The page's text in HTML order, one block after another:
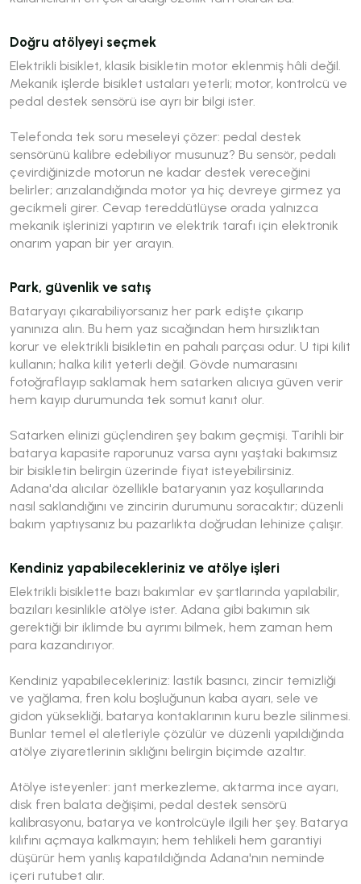
Doğru atölyeyi seçmek
Elektrikli bisiklet, klasik bisikletin motor eklenmiş hâli değil.
Mekanik işlerde bisiklet ustaları yeterli; motor, kontrolcü ve
pedal destek sensörü ise ayrı bir bilgi ister.
Telefonda tek soru meseleyi çözer: pedal destek
sensörünü kalibre edebiliyor musunuz? Bu sensör, pedalı
çevirdiğinizde motorun ne kadar destek vereceğini
belirler; arızalandığında motor ya hiç devreye girmez ya
gecikmeli girer. Cevap tereddütlüyse orada yalnızca
mekanik işlerinizi yaptırın ve elektrik tarafı için elektronik
onarım yapan bir yer arayın.
Park, güvenlik ve satış
Bataryayı çıkarabiliyorsanız her park edişte çıkarıp
yanınıza alın. Bu hem yaz sıcağından hem hırsızlıktan
korur ve elektrikli bisikletin en pahalı parçası odur. U tipi kilit
kullanın; halka kilit yeterli değil. Gövde numarasını
fotoğraflayıp saklamak hem satarken alıcıya güven verir
hem kayıp durumunda tek somut kanıt olur.
Satarken elinizi güçlendiren şey bakım geçmişi. Tarihli bir
batarya kapasite raporunuz varsa aynı yaştaki bakımsız
bir bisikletin belirgin üzerinde fiyat isteyebilirsiniz.
Adana'da alıcılar özellikle bataryanın yaz koşullarında
nasıl saklandığını ve zincirin durumunu soracaktır; düzenli
bakım yaptıysanız bu pazarlıkta doğrudan lehinize çalışır.
Kendiniz yapabilecekleriniz ve atölye işleri
Elektrikli bisiklette bazı bakımlar ev şartlarında yapılabilir,
bazıları kesinlikle atölye ister. Adana gibi bakımın sık
gerektiği bir iklimde bu ayrımı bilmek, hem zaman hem
para kazandırıyor.
Kendiniz yapabilecekleriniz: lastik basıncı, zincir temizliği
ve yağlama, fren kolu boşluğunun kaba ayarı, sele ve
gidon yüksekliği, batarya kontaklarının kuru bezle silinmesi.
Bunlar temel el aletleriyle çözülür ve düzenli yapıldığında
atölye ziyaretlerinin sıklığını belirgin biçimde azaltır.
Atölye isteyenler: jant merkezleme, aktarma ince ayarı,
disk fren balata değişimi, pedal destek sensörü
kalibrasyonu, batarya ve kontrolcüyle ilgili her şey. Batarya
kılıfını açmaya kalkmayın; hem tehlikeli hem garantiyi
düşürür hem yanlış kapatıldığında Adana'nın neminde
içeri rutubet alır.